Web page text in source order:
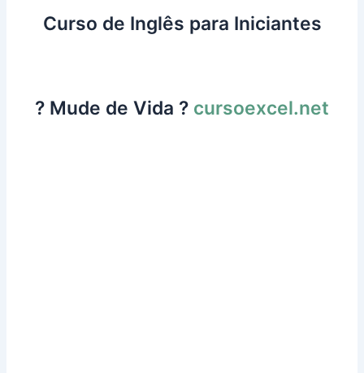
Curso de Inglês para Iniciantes
? Mude de Vida ? cursoexcel.net